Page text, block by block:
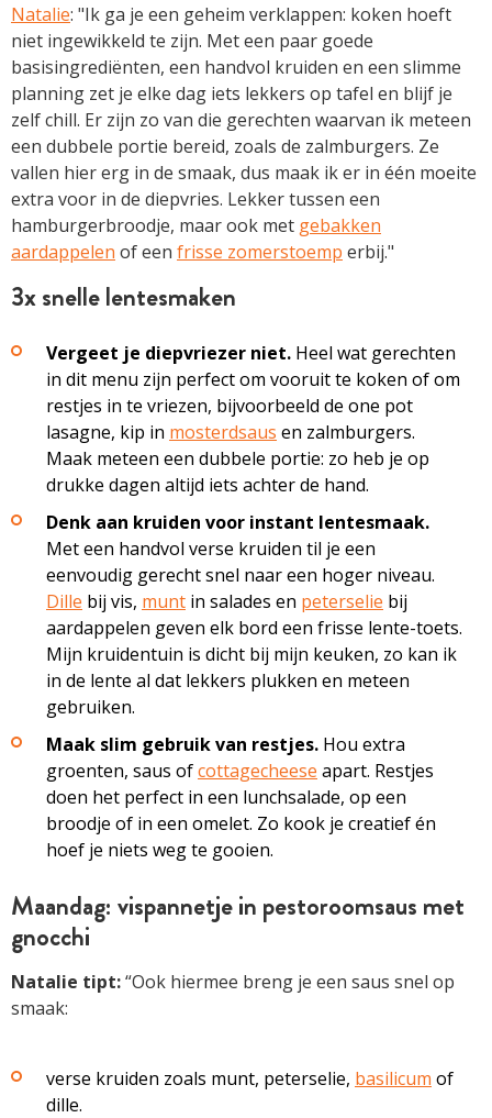
Natalie: "Ik ga je een geheim verklappen: koken hoeft
niet ingewikkeld te zijn. Met een paar goede
basisingrediënten, een handvol kruiden en een slimme
planning zet je elke dag iets lekkers op tafel en blijf je
zelf chill. Er zijn zo van die gerechten waarvan ik meteen
een dubbele portie bereid, zoals de zalmburgers. Ze
vallen hier erg in de smaak, dus maak ik er in één moeite
extra voor in de diepvries. Lekker tussen een
hamburgerbroodje, maar ook met gebakken
aardappelen of een frisse zomerstoemp erbij."
3x snelle lentesmaken
Vergeet je diepvriezer niet. Heel wat gerechten
in dit menu zijn perfect om vooruit te koken of om
restjes in te vriezen, bijvoorbeeld de one pot
lasagne, kip in mosterdsaus en zalmburgers.
Maak meteen een dubbele portie: zo heb je op
drukke dagen altijd iets achter de hand.
Denk aan kruiden voor instant lentesmaak.
Met een handvol verse kruiden til je een
eenvoudig gerecht snel naar een hoger niveau.
Dille bij vis, munt in salades en peterselie bij
aardappelen geven elk bord een frisse lente-toets.
Mijn kruidentuin is dicht bij mijn keuken, zo kan ik
in de lente al dat lekkers plukken en meteen
gebruiken.
Maak slim gebruik van restjes. Hou extra
groenten, saus ofcottagecheese apart. Restjes
doen het perfect in een lunchsalade, op een
broodje of in een omelet. Zo kook je creatief én
hoef je niets weg te gooien.
Maandag: vispannetje in pestoroomsaus met
gnocchi
Natalie tipt:“Ook hiermee breng je een saus snel op
smaak:
verse kruiden zoals munt, peterselie, basilicum of
dille.